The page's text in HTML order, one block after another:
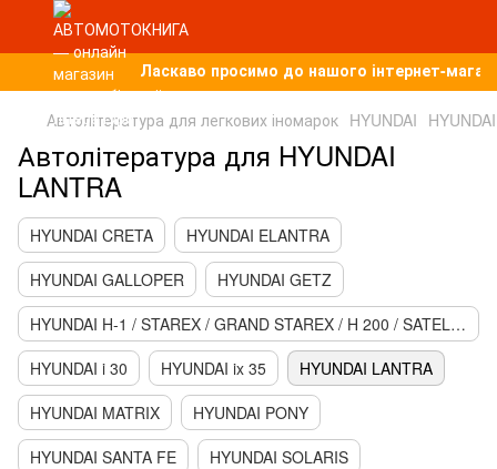
Ласкаво просимо до нашого інтернет-
Автолітература для легкових іномарок HYUNDAI
Автолітература для HYUNDAI
LANTRA
HYUNDAI CRETA
HYUNDAI ELANTRA
HYUNDAI GALLOPER
HYUNDAI GETZ
HYUNDAI H-1 / STAREX / GRAND STAREX / H 200 / SATELITE
HYUNDAI i 30
HYUNDAI ix 35
HYUNDAI LANTRA
HYUNDAI MATRIX
HYUNDAI PONY
HYUNDAI SANTA FE
HYUNDAI SOLARIS